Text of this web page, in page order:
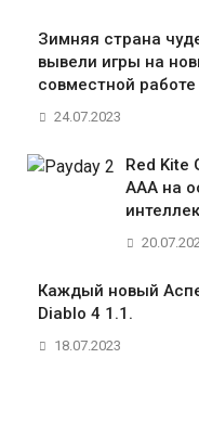
Зимняя страна
вывели игры на
совместной
24.07.2023
Red Kite
AAA на
Каждый новый
Diablo 4 1.1.
18.07.2023